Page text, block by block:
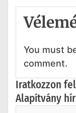
You must
comment.
Iratkozzon
Alapítvány